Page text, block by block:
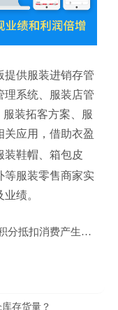
提供服装进销存管
理系统、服装店管
装拓客方案、服
关应用，借助衣盈
装鞋帽、箱包皮
等服装零售商家实
绩。
分抵扣消费产生的附加
存货量？